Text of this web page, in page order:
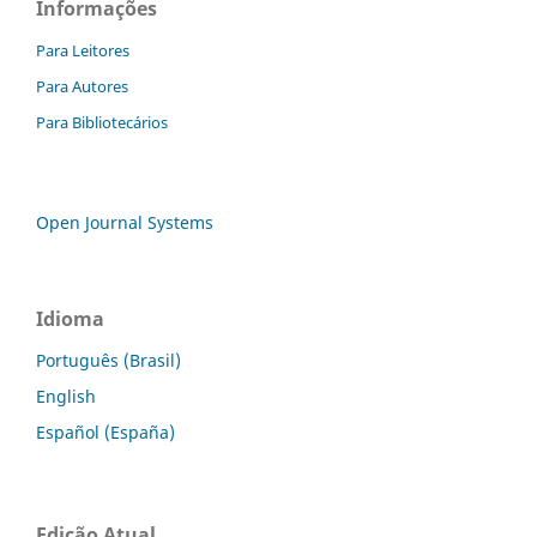
Informações
Para Leitores
Para Autores
Para Bibliotecários
Open Journal Systems
Idioma
Português (Brasil)
English
Español (España)